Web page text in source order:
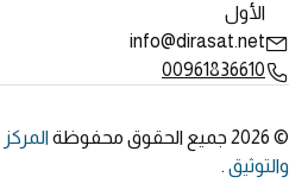
الأول
info@dirasat.net
00961836610
© 2026 جميع الحقوق محفوظة
والتوثيق .